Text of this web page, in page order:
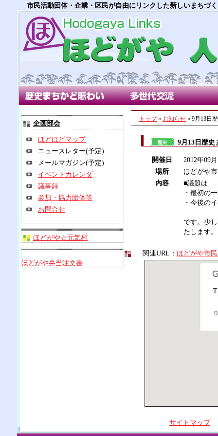
市民活動団体・企業・区民が自由にリンクした新しいまちづ
多世代交流部会 朝市
トップ» お知らせ » 9月13日
9月13日歴史
開催日
2012年09
場所
ほどがや
内容
■議題は
・最初の
・今後の
です。少
たします。
関連URL： ほどがや市
企画部会
ほどほどマップ
ニュースレター(予定)
メールマガジン(予定)
イベントカレンダ
議事録
参加・協力団体等
お問合せ
ほどがや☆元気村
ほどがや弁当注文書
サイトマップ